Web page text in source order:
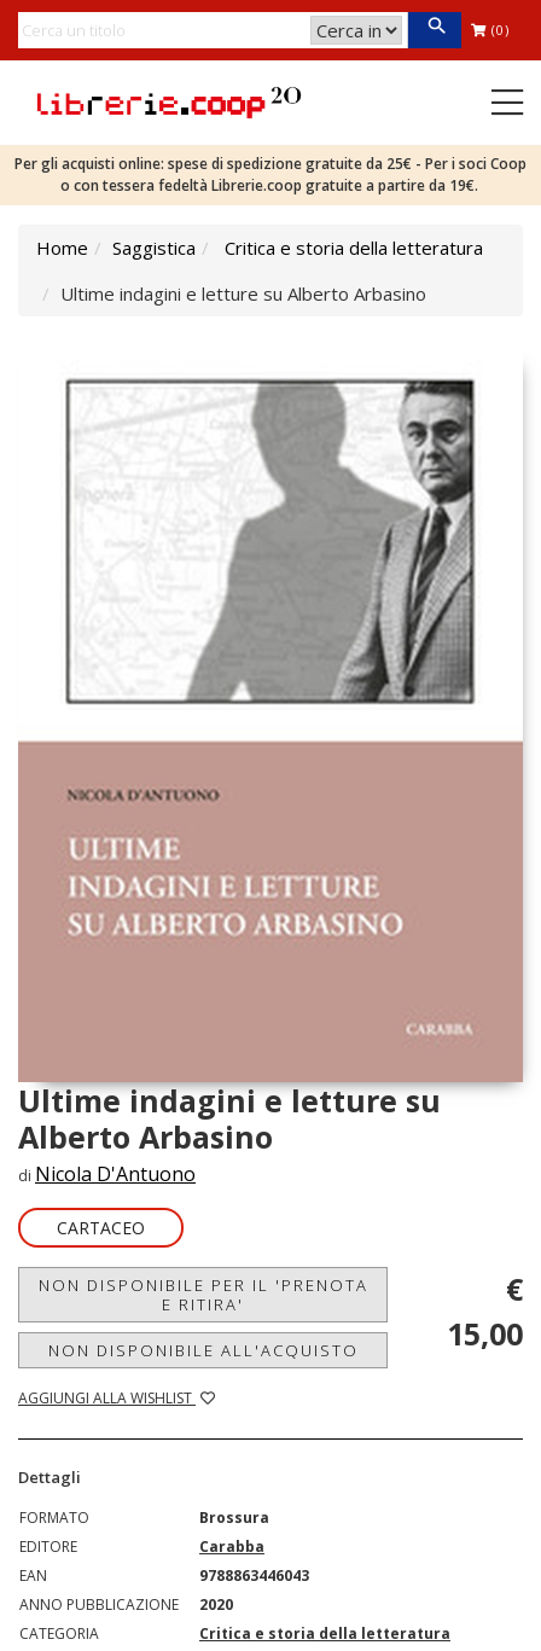
(0)
Per gli acquisti online: spese di spedizione gratuite da 25€ - Per i soci Coop
o con tessera fedeltà Librerie.coop gratuite a partire da 19€.
Home Saggistica
Critica e storia della letteratura
Ultime indagini e letture su Alberto Arbasino
Ultime indagini e letture su
Alberto Arbasino
di Nicola D'Antuono
CARTACEO
NON DISPONIBILE PER IL 'PRENOTA
E RITIRA'
NON DISPONIBILE ALL'ACQUISTO
AGGIUNGI ALLA WISHLIST
€
15,00
Dettagli
FORMATO
Brossura
EDITORE
Carabba
EAN
9788863446043
ANNO PUBBLICAZIONE
2020
CATEGORIA
Critica e storia della letteratura